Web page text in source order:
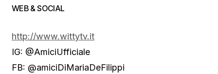
WEB & SOCIAL
http://www.wittytv.it
IG: @AmiciUfficiale
FB: @amiciDiMariaDeFilippi